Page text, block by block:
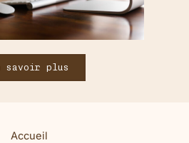
savoir plus
Accueil